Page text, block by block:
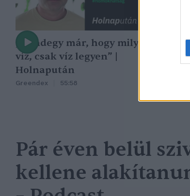
„Mindegy már, hogy milyen
víz, csak víz legyen” |
Holnapután
Greendex 55:58
A
oka
Pár éven belül
kellene